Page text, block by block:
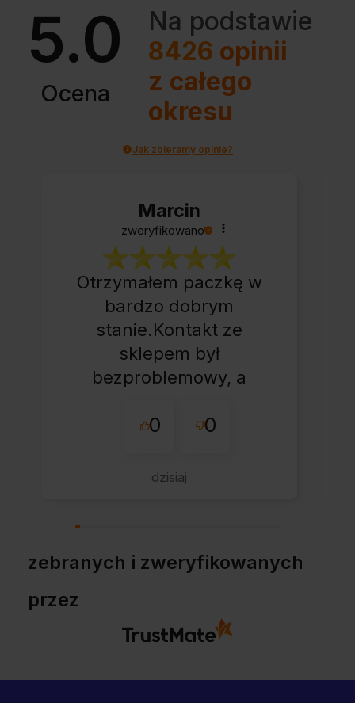
5.0
Ocena
Na podstawie
8426 opinii
z całego
okresu
Jak zbieramy opinie?
Marcin
zweryfikowano
Otrzymałem paczkę w
bardzo dobrym
stanie.Kontakt ze
sklepem był
bezproblemowy, a
przebiegło sprawnie.
0 0
dzisiaj
zebranych i zweryfikowanych
przez